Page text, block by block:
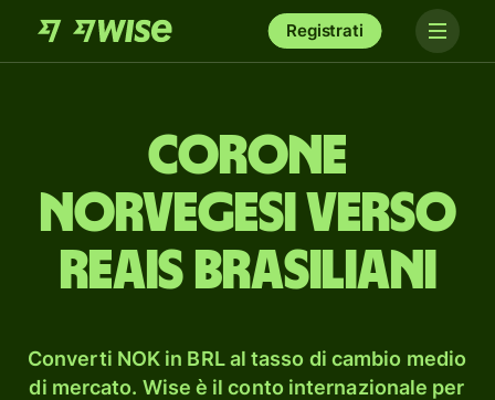
Registrati
corone
norvegesi verso
reais brasiliani
Converti NOK in BRL al tasso di cambio medio
di mercato. Wise è il conto internazionale per